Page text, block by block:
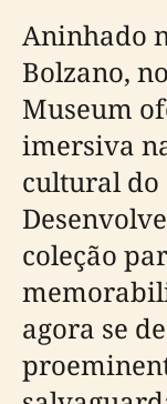
Aninhado
Bolzano,
Museum
imersiva
cultural do
coleção
agora se